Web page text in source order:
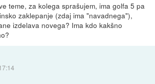
teme, za kolega sprašujem, ima golfa 5 pa
zaklepanje (zdaj ima "navadnega"),
izdelava novega? Ima kdo kakšno